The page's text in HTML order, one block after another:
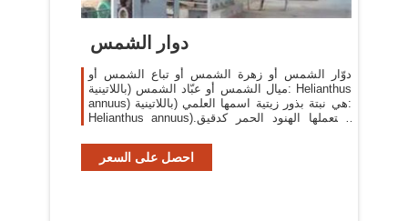
دوار الشمس
دوّار الشمس أو زهرة الشمس أو تباع الشمس أو
ميال الشمس أو عبّاد الشمس (باللاتينية: Helianthus
annuus) هي نبتة بذور زيتية اسمها العلمي (باللاتينية:
Helianthus annuus).استعملها الهنود الحمر كدقيق
احصل على السعر